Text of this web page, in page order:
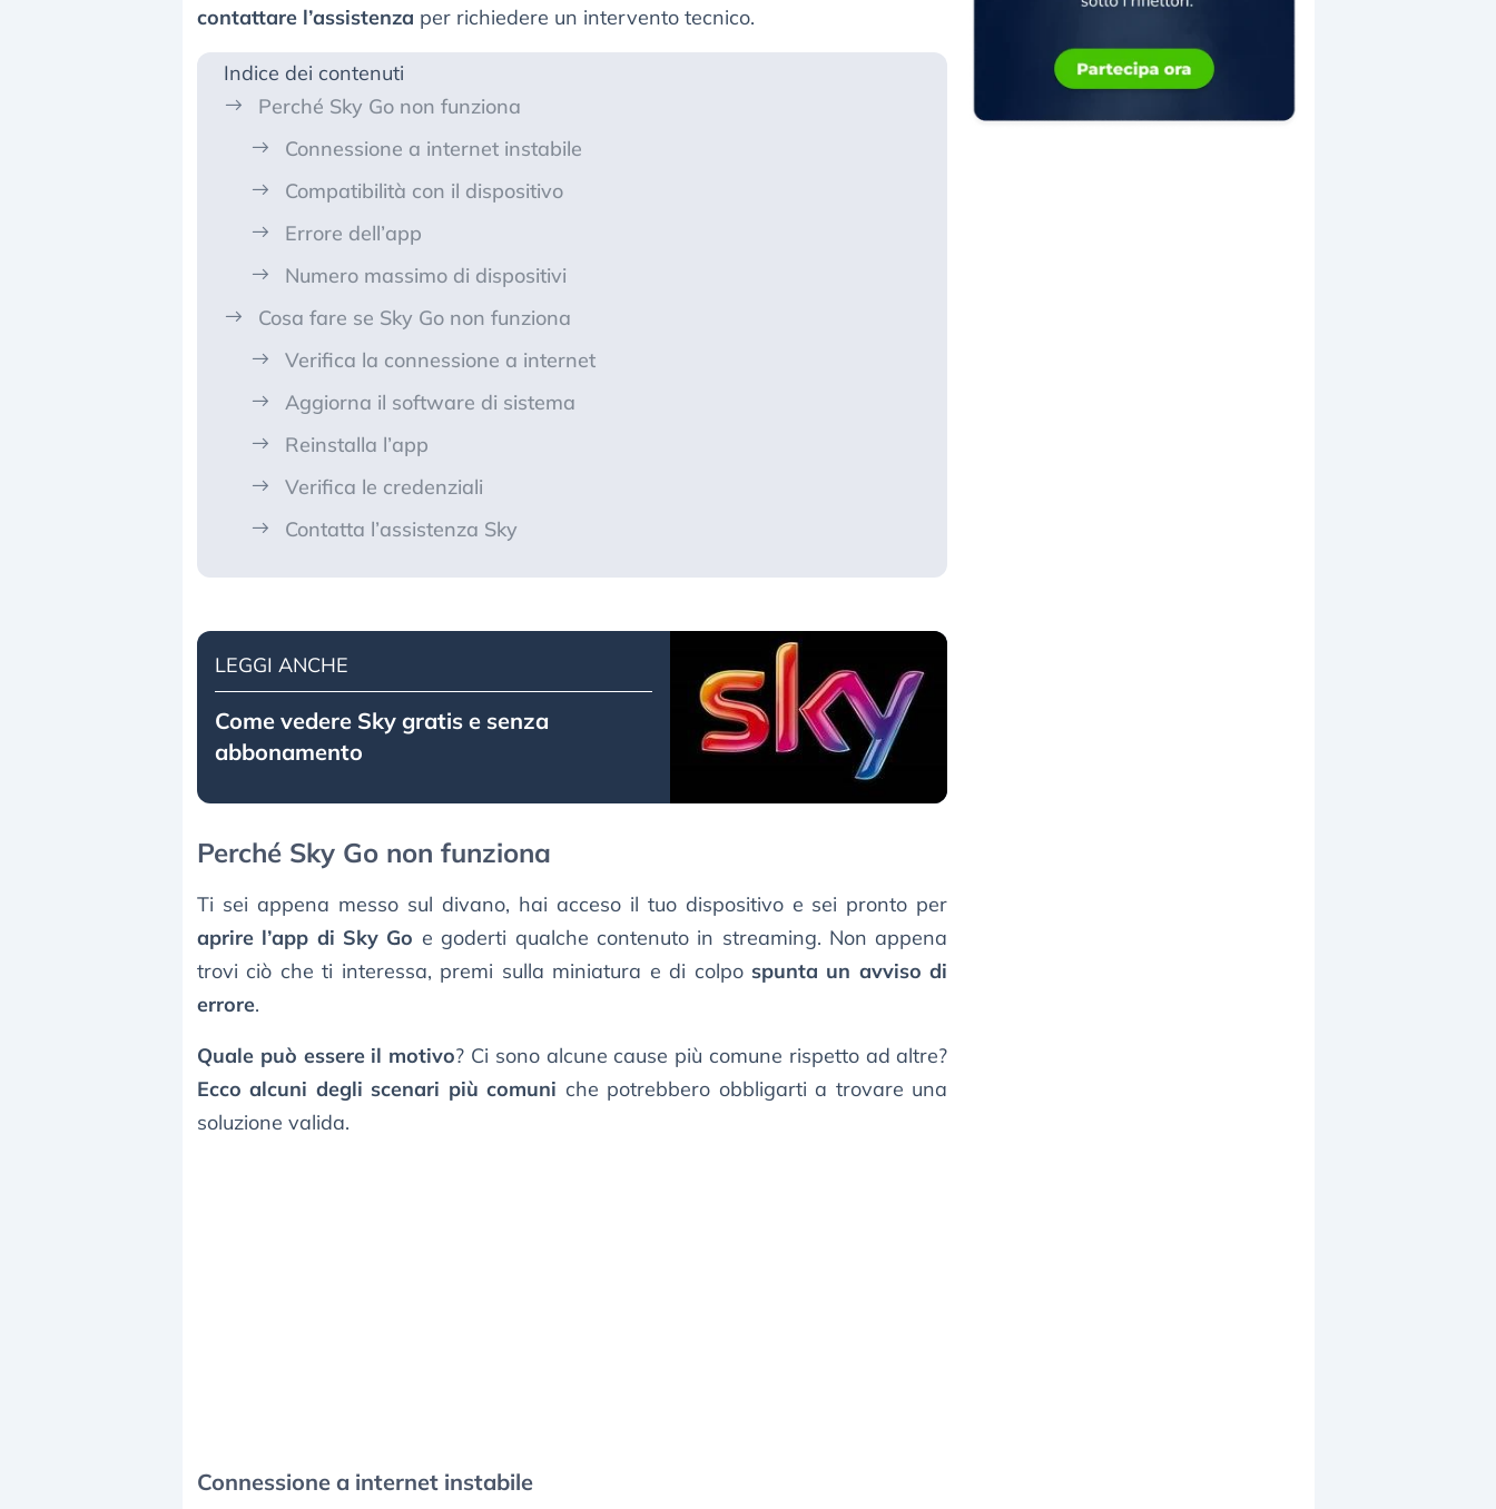
contattare l’assistenza per richiedere un intervento tecnico.
Indice dei contenuti
Perché Sky Go non funziona
Connessione a internet instabile
Compatibilità con il dispositivo
Errore dell’app
Numero massimo di dispositivi
Cosa fare se Sky Go non funziona
Verifica la connessione a internet
Aggiorna il software di sistema
Reinstalla l’app
Verifica le credenziali
Contatta l’assistenza Sky
LEGGI ANCHE
Come vedere Sky gratis e senza
abbonamento
Perché Sky Go non funziona
Ti sei appena messo sul divano, hai acceso il tuo dispositivo e sei pronto per
aprire l’app di Sky Go e goderti qualche contenuto in streaming. Non appena
trovi ciò che ti interessa, premi sulla miniatura e di colpo spunta un avviso di
errore.
Quale può essere il motivo? Ci sono alcune cause più comune rispetto ad altre?
Ecco alcuni degli scenari più comuni che potrebbero obbligarti a trovare una
soluzione valida.
Connessione a internet instabile